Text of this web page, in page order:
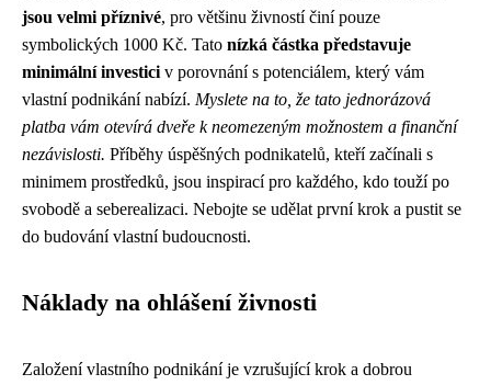
jsou velmi příznivé, pro většinu živností činí pouze
symbolických 1000 Kč. Tato nízká částka představuje
minimální investici v porovnání s potenciálem, který vám
vlastní podnikání nabízí. Myslete na to, že tato jednorázová
platba vám otevírá dveře k neomezeným možnostem a finanční
nezávislosti. Příběhy úspěšných podnikatelů, kteří začínali s
minimem prostředků, jsou inspirací pro každého, kdo touží po
svobodě a seberealizaci. Nebojte se udělat první krok a pustit se
do budování vlastní budoucnosti.
Náklady na ohlášení živnosti
Založení vlastního podnikání je vzrušující krok a dobrou